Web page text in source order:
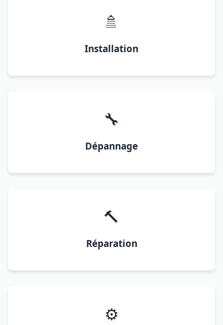
🚿
Installation
🔧
Dépannage
🔨
Réparation
⚙️